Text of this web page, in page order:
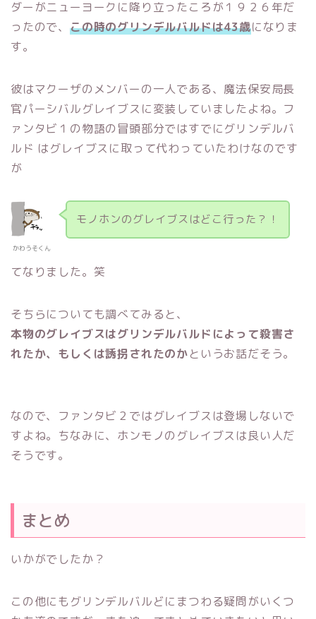
ダーがニューヨークに降り立ったころが１９２６年だ
ったので、 この時のグリンデルバルドは43歳になりま
す。
彼はマクーザのメンバーの一人である、魔法保安局長
官パーシバルグレイブスに変装していましたよね。フ
ァンタビ１の物語の冒頭部分ではすでにグリンデルバ
ルド はグレイブスに取って代わっていたわけなのです
が
かわうそくん
モノホンのグレイブスはどこ行った？！
てなりました。笑
そちらについても調べてみると、
本物のグレイブスはグリンデルバルドによって殺害さ
れたか、もしくは誘拐されたのかというお話だそう。
なので、ファンタビ２ではグレイブスは登場しないで
すよね。ちなみに、ホンモノのグレイブスは良い人だ
そうです。
まとめ
いかがでしたか？
この他にもグリンデルバルどにまつわる疑問がいくつ